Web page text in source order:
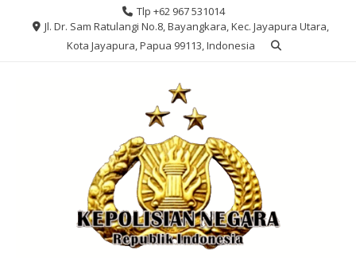
Tlp +62 967 531014
Jl. Dr. Sam Ratulangi No.8, Bayangkara, Kec. Jayapura Utara,
Kota Jayapura, Papua 99113, Indonesia